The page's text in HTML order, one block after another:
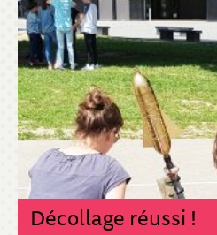
Décollage réussi !